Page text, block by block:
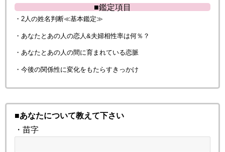
■鑑定項目
・2人の姓名判断≪基本鑑定≫
・あなたとあの人の恋人&夫婦相性率は何％？
・あなたとあの人の間に育まれている恋脈
・今後の関係性に変化をもたらすきっかけ
■あなたについて教えて下さい
・苗字